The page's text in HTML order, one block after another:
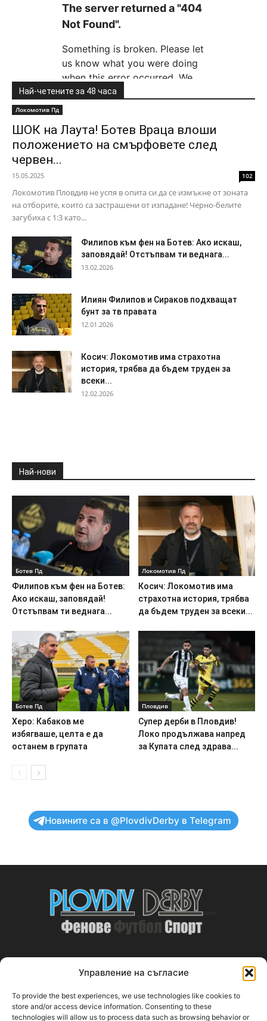
Управление на съгласие
To provide the best experiences, we use technologies like cookies to
store and/or access device information. Consenting to these
technologies will allow us to process data such as browsing behavior or
Най-четените за 48 часа
Локомотив Пд
ШОК на Лаута! Ботев Враца влоши
положението на смърфовете след
червен...
15.05.2025 102
Локомотив Пловдив не успя в опита си да се измъкне от зоната
на отборите, които са застрашени от изпадане! Черно-белите
загубиха с 1:3 като...
Филипов към фен на Ботев: Ако искаш,
заповядай! Отстъпвам ти веднага...
13.02.2026
Илиян Филипов и Сираков подхващат
бунт за тв правата
12.01.2026
Косич: Локомотив има страхотна
история, трябва да бъдем труден за
всеки...
12.02.2026
Най-нови
Ботев Пд
Филипов към фен на Ботев:
Ако искаш, заповядай!
Отстъпвам ти веднага...
Локомотив Пд
Косич: Локомотив има
страхотна история, трябва
да бъдем труден за всеки...
Ботев Пд
Херо: Кабаков ме
избягваше, целта е да
останем в групата
Пловдив
Супер дерби в Пловдив!
Локо продължава напред
за Купата след здрава...
Новините са в @PlovdivDerby в Telegram
ABOUT US
PlovdivDerby.com е първата пловдивска изцяло футболна